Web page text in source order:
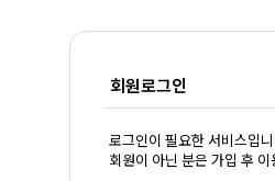
회원로그인
로그인이 필요한 서비스입
회원이 아닌 분은 가입 후